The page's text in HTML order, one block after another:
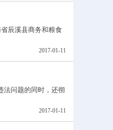
溪县商务和粮食
2017-01-11
问题的同时，还彻
2017-01-11